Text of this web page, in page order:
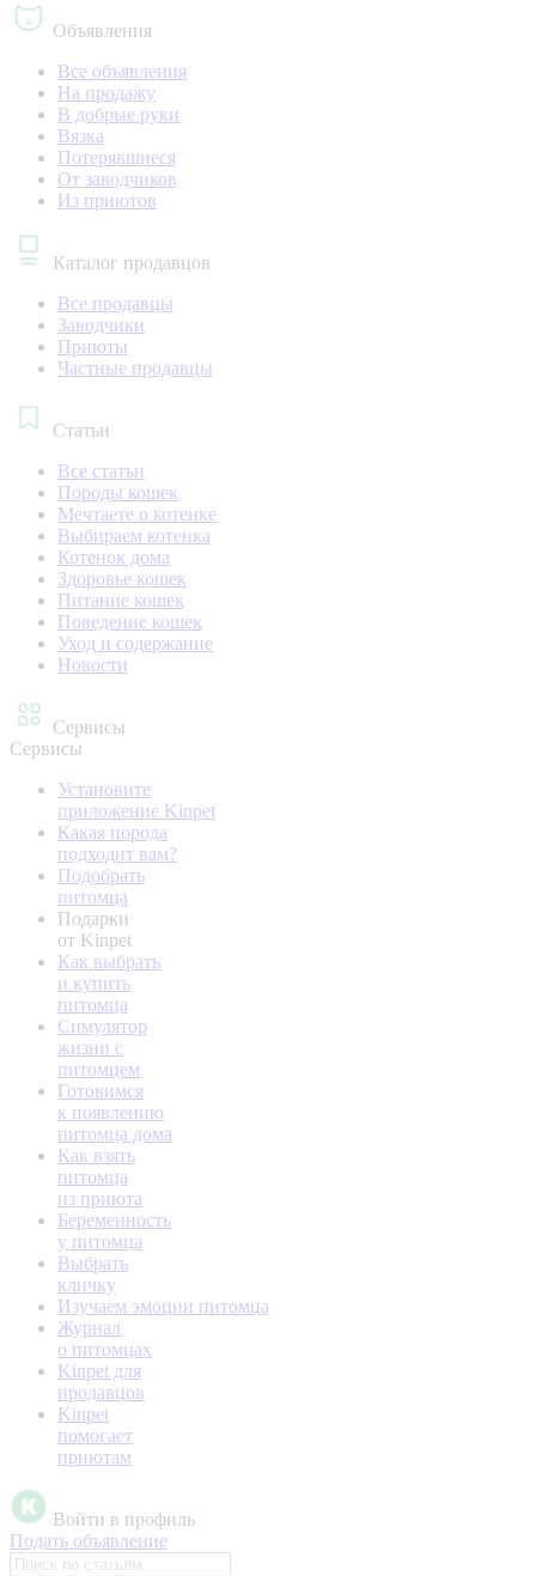
Объявления
Все объявления
На продажу
В добрые руки
Вязка
Потерявшиеся
От заводчиков
Из приютов
Каталог продавцов
Все продавцы
Заводчики
Приюты
Частные продавцы
Статьи
Все статьи
Породы кошек
Мечтаете о котенке
Выбираем котенка
Котенок дома
Здоровье кошек
Питание кошек
Поведение кошек
Уход и содержание
Новости
Сервисы
Сервисы
Установите
приложение Kinpet
Какая порода
подходит вам?
Подобрать
питомца
Подарки
от Kinpet
Как выбрать
и купить
питомца
Симулятор
жизни с
питомцем
Готовимся
к появлению
питомца дома
Как взять
питомца
из приюта
Беременность
у питомца
Выбрать
кличку
Изучаем эмоции питомца
Журнал
о питомцах
Kinpet для
продавцов
Kinpet
помогает
приютам
Войти в профиль
Подать объявление